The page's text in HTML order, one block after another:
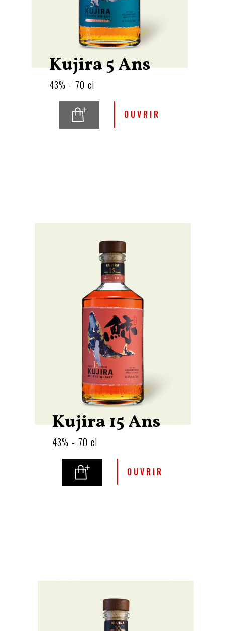
Kujira 5 Ans
43% - 70 cl
OUVRIR
Kujira 15 Ans
43% - 70 cl
OUVRIR